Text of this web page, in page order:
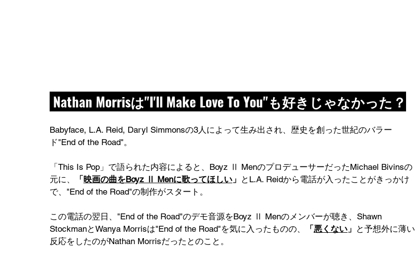
Nathan Morrisは"I'll Make Love To You"も好きじゃなかった？
Babyface, L.A. Reid, Daryl Simmonsの3人によって生み出され、歴史を創った世紀のバラー
ド"End of the Road"。
「This Is Pop」で語られた内容によると、Boyz Ⅱ MenのプロデューサーだったMichael Bivinsの
元に、
「 映画の曲をBoyz Ⅱ Menに歌ってほしい 」 とL.A. Reidから電話が入ったことがきっかけ
で、"End of the Road"の制作がスタート。
この電話の翌日、"End of the Road"のデモ音源をBoyz Ⅱ Menのメンバーが聴き、Shawn
StockmanとWanya Morrisは"End of the Road"を気に入ったものの、
「 悪くない 」 と予想外に薄い
反応をしたのがNathan Morrisだったとのこと。